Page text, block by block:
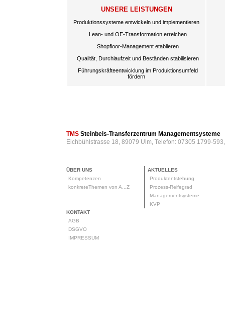
UNSERE LEISTUNGEN
Produktionssysteme entwickeln und implementieren
Lean- und OE-Transformation erreichen
Shopfloor-Management etablieren
Qualität, Durchlaufzeit und Beständen stabilisieren
Führungskräfteentwicklung im Produktionsumfeld
fördern
TMS Steinbeis-Transferzentrum Managementsysteme
Eichbühlstrasse 18, 89079 Ulm, Telefon: 07305 1799-
ÜBER UNS
Kompetenzen
konkreteThemen von A...Z
AKTUELLES
Produktentstehung
Prozess-Reifegrad
Managementsysteme
KVP
KONTAKT
AGB
DSGVO
IMPRESSUM